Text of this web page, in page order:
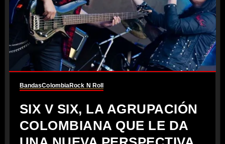
BandasColombiaRock N Roll
SIX V SIX, LA AGRUPACIÓN
COLOMBIANA QUE LE DA